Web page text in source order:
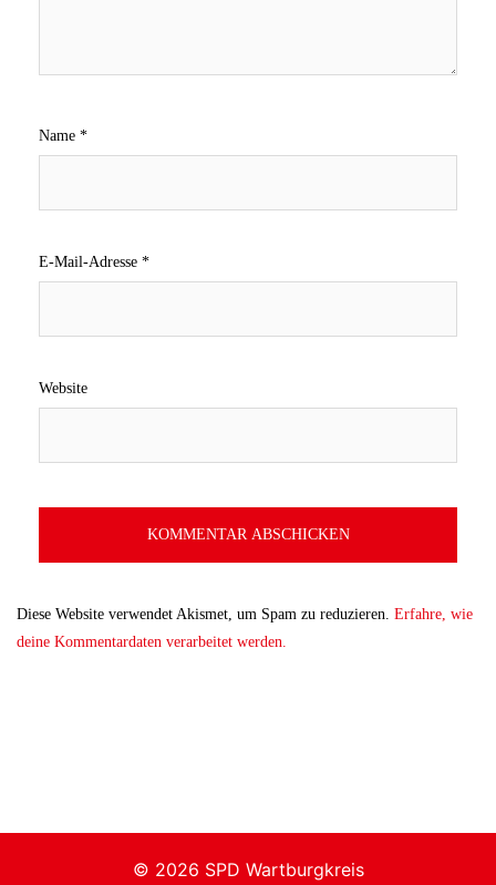
Name *
E-Mail-Adresse *
Website
Diese Website verwendet Akismet, um Spam zu reduzieren. Erfahre, wie
deine Kommentardaten verarbeitet werden.
© 2026 SPD Wartburgkreis